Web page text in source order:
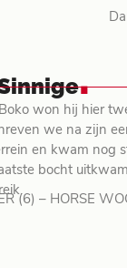
.
won hij hier
we na zijn
en kwam nog
bocht
(6) – HORSE